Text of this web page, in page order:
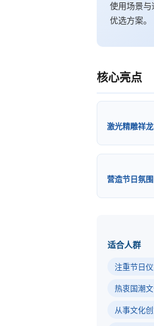
使用场景与
优选方案。
核心亮点
激光精雕祥
营造节日氛围
适合人群
注重节日
热衷国潮
从事文化